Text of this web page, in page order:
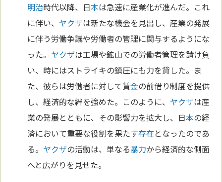
明治時代以降、日本は急速に産業化が進んだ。これ
に伴い、 ヤクザは新たな機会を見出し、産業の発展
に伴う労働争議や労働者の管理に関与するようにな
った。 ヤクザは工場や鉱山での労働者管理を請け負
い、時にはストライキの鎮圧にも力を貸した。ま
た、彼らは労働者に対して賃金の前借り制度を提供
し、経済的な絆を強めた。このように、 ヤクザは産
業の発展とともに、その影響力を拡大し、日本の経
済において重要な役割を果たす存在となったのであ
る。 ヤクザの活動は、単なる暴力から経済的な側面
へと広がりを見せた。